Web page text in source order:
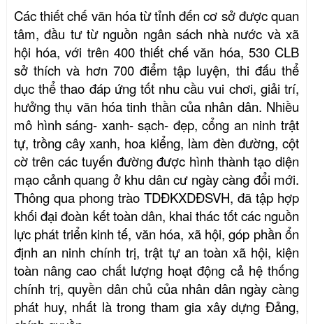
Các thiết chế văn hóa từ tỉnh đến cơ sở được quan
tâm, đầu tư từ nguồn ngân sách nhà nước và xã
hội hóa, với trên 400 thiết chế văn hóa, 530 CLB
sở thíchvà hơn 700 điểm tập luyện, thi đấu thể
dục thể thao đáp ứng tốt nhu cầu vui chơi, giải trí,
hưởng thụ văn hóa tinh thần của nhân dân. Nhiều
mô hình sáng- xanh- sạch- đẹp, cổng an ninh trật
tự, trồng cây xanh, hoa kiểng, làm đèn đường, cột
cờ trên các tuyến đườngđược hình thành tạo diện
mạo cảnh quang ở khu dân cư ngày càng đổi mới.
Thông qua phong trào TDĐKXDĐSVH, đã tập hợp
khối đại đoàn kết toàn dân, khai thác tốt các nguồn
lực phát triển kinh tế, văn hóa, xã hội, góp phần ổn
định an ninh chính trị, trật tự an toàn xã hội, kiện
toàn nâng cao chất lượng hoạt động cả hệ thống
chính trị, quyền dân chủ của nhân dân ngày càng
phát huy, nhất là trong tham gia xây dựng Đảng,